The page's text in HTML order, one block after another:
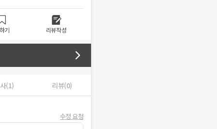
기 리뷰작성
(1) 리뷰(0)
수정 요청